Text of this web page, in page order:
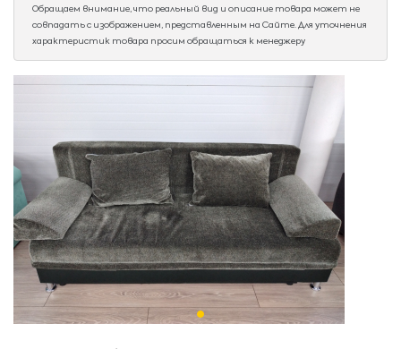
Обращаем внимание, что реальный вид и описание товара может не
совпадать с изображением, представленным на Сайте. Для уточнения
характеристик товара просим обращаться к менеджеру